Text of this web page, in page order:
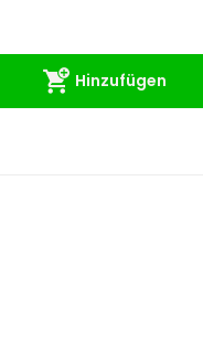
Hinzufügen